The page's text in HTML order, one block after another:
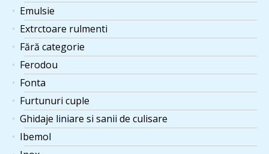
Emulsie
Extrctoare rulmenti
Fără categorie
Ferodou
Fonta
Furtunuri cuple
Ghidaje liniare si sanii de culisare
Ibemol